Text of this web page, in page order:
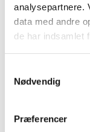
analysepartnere.
data med andre
de har indsamlet
Nødvendig
Præferencer
2015 (33)
2014 (44)
2011 (13)
september (2)